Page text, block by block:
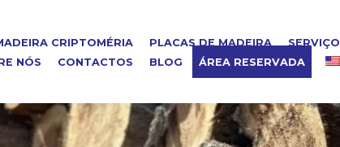
CRIPTOMÉRIA PLACAS DE MADEIRA
NÓS
CONTACTOS BLOG ÁREA RESERVADA